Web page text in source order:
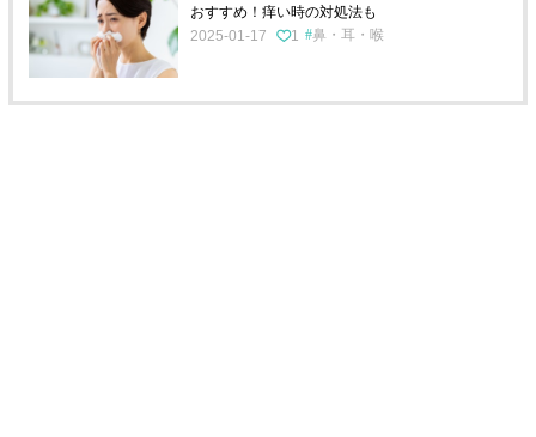
おすすめ！痒い時の対処法も
2025-01-17
1 鼻・耳・喉